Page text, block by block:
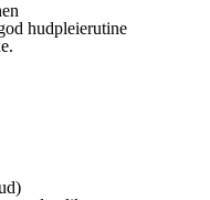
hudpleierutine